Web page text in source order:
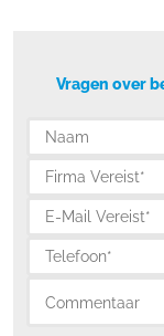
Vragen over